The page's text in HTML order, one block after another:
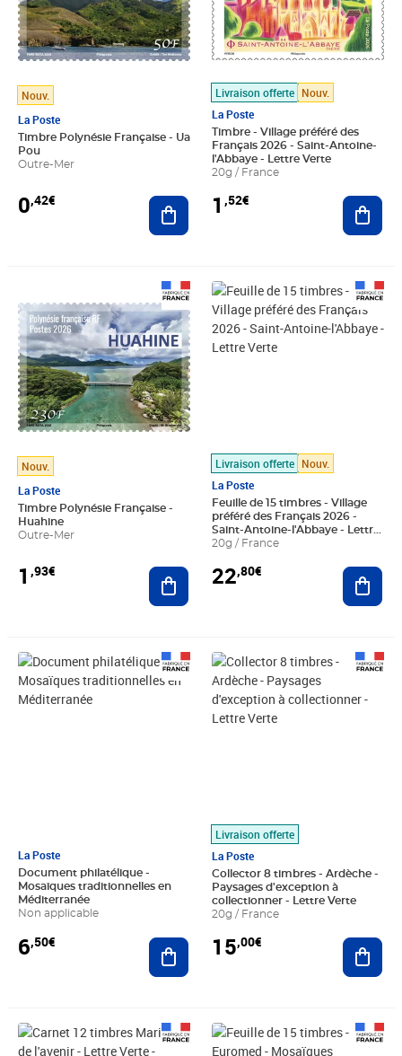
Nouv.
La Poste
Timbre Polynésie Française - Ua
Pou
Outre-Mer
0,42€ Ajouter au panier
Livraison offerte Nouv.
La Poste
Timbre - Village préféré des
Français 2026 - Saint-Antoine-
l'Abbaye - Lettre Verte
20g / France
1 ,52€
Nouv.
La Poste
Timbre Polynésie Française -
Huahine
Outre-Mer
1 ,93€ Ajouter au panier
Livraison offerte Nouv.
La Poste
Feuille de 15 timbres - Village
préféré des Français 2026 -
Saint-Antoine-l'Abbaye - Lettre
Verte
20g / France
22,80€
Prix 22,80€
La Poste
Document philatélique -
Mosaïques traditionnelles en
Méditerranée
Non applicable
6,50€
Prix 6,50€
Ajouter au panier
Livraison offerte
La Poste
Collector 8 timbres - Ardèche -
Paysages d'exception à
collectionner - Lettre Verte
20g / France
15,00€
Prix 15,00€
Prix 18,24€ Prix 33,75€